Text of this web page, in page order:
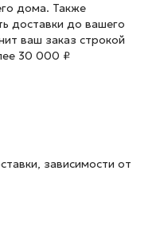
дома. Также
доставки до вашего
ваш заказ строкой
30 000 ₽
зависимости от